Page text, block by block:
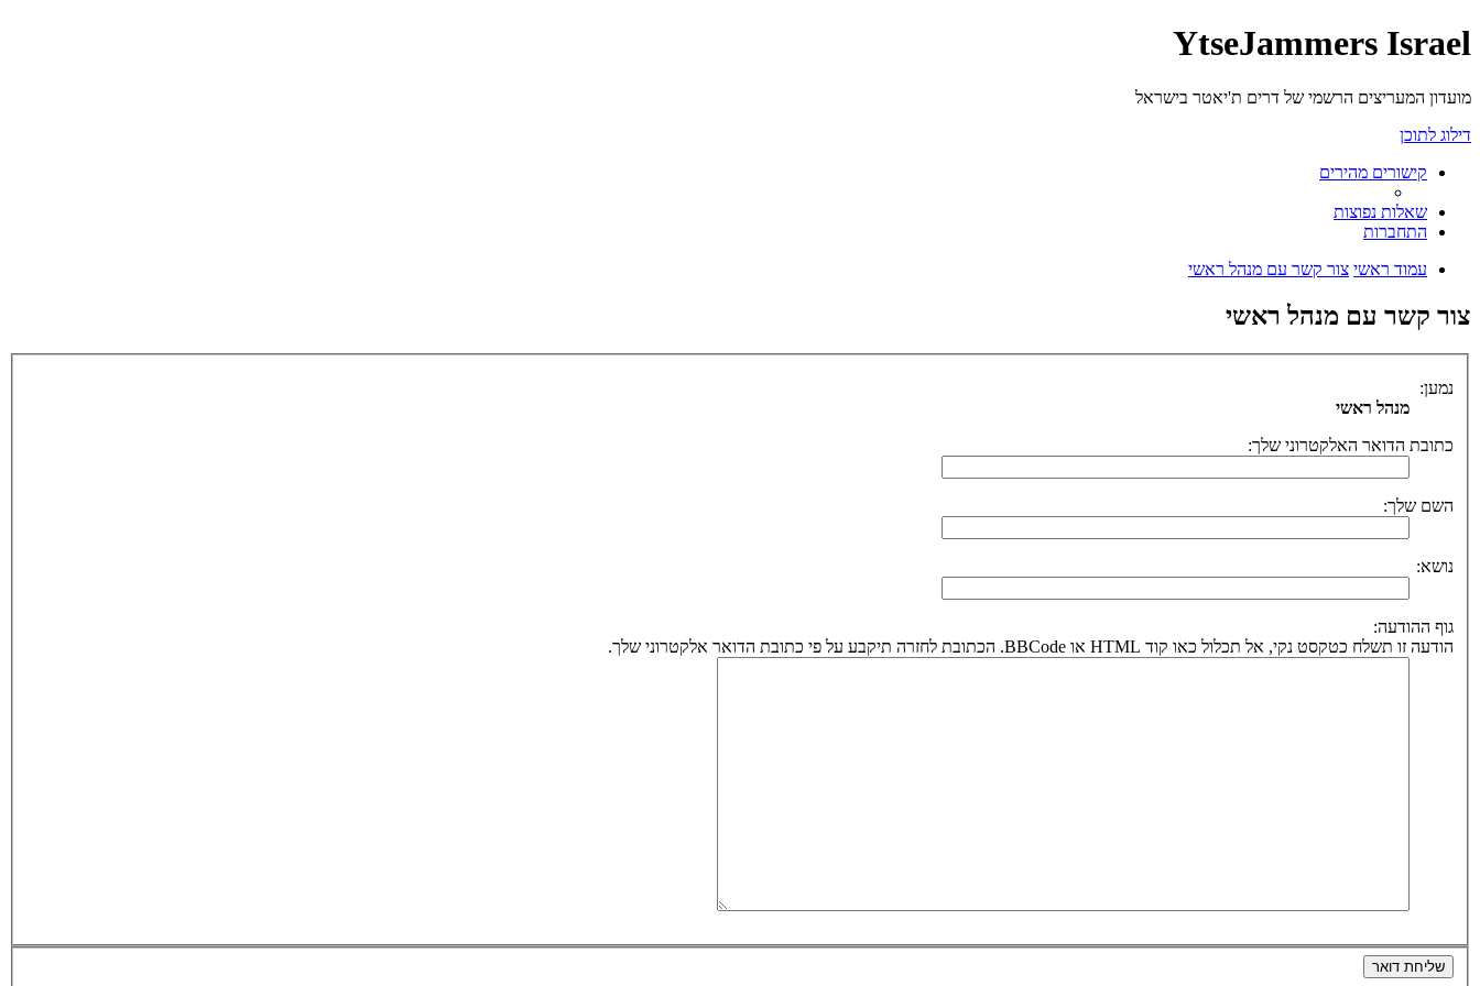
YtseJammers Israel
מועדון המעריצים הרשמי של דרים ת'יאטר בישראל
דילוג לתוכן
קישורים מהירים
שאלות נפוצות
התחברות
עמוד ראשי צור קשר עם מנהל ראשי
צור קשר עם מנהל ראשי
נמען:
מנהל ראשי
כתובת הדואר האלקטרוני שלך:
השם שלך:
נושא:
גוף ההודעה:
הודעה זו תשלח כטקסט נקי, אל תכלול כאו קוד HTML או BBCode. הכתובת לחזרה תיקבע על פי כתובת הדואר אלקטרוני שלך.